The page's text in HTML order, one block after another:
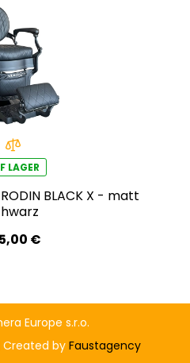
LAGER
BLACK X - matt
€
Europe s.r.o.
Created byFaustagency